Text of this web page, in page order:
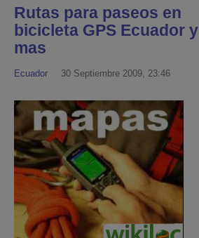
Rutas para paseos en
bicicleta GPS Ecuador y
mas
Ecuador 30 Septiembre 2009, 23:46